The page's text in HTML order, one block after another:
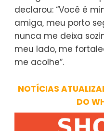
declarou: “Você é
amiga, meu porto
nunca me deixa
meu lado, me
me acolhe”.
NOTÍCIAS
DO